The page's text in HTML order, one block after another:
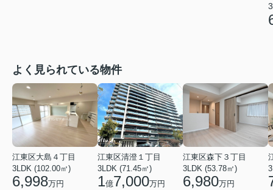
よく見られている物件
江東区大島４丁目
3LDK (102.00㎡)
6,998万円
江東区清澄１丁目
3LDK (71.45㎡)
1億7,000万円
江東区森下３丁目
3LDK (53.78㎡)
6,980万円